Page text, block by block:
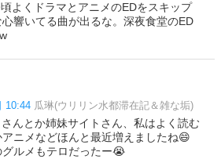
よくドラマとアニメのEDをスキップ
響いてる曲が出るな。深夜食堂のED
10:44 瓜琳(ウリリン水都滞在記＆雑な垢)
んとか姉妹サイトさん、私はよく読む
ニメなどほんと最近増えましたね😄
ルメもテロだったー😭